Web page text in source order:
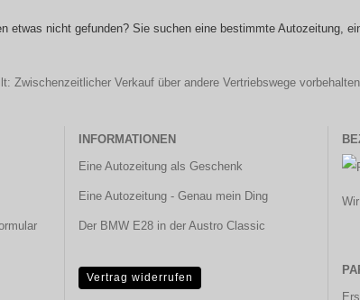
etwas nicht gefunden? Sie suchen eine bestimmte Autozeitung,
Zwischenzeitlicher Verkauf über andere Vertriebswege
INFORMATIONEN
Eine Autozeitung als Geschenk
Eine Autozeitung - Genau mein Ding
Der BMW E28 in der Austro Classic
Vertrag widerrufen